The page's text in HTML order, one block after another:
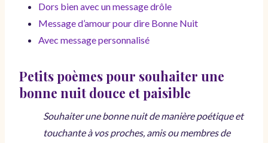
Dors bien avec un message drôle
Message d’amour pour dire Bonne Nuit
Avec message personnalisé
Petits poèmes pour souhaiter une
bonne nuit douce et paisible
Souhaiter une bonne nuit de manière poétique et
touchante à vos proches, amis ou membres de